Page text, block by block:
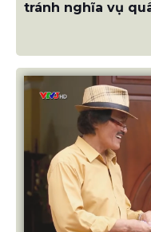
tránh nghĩa vụ